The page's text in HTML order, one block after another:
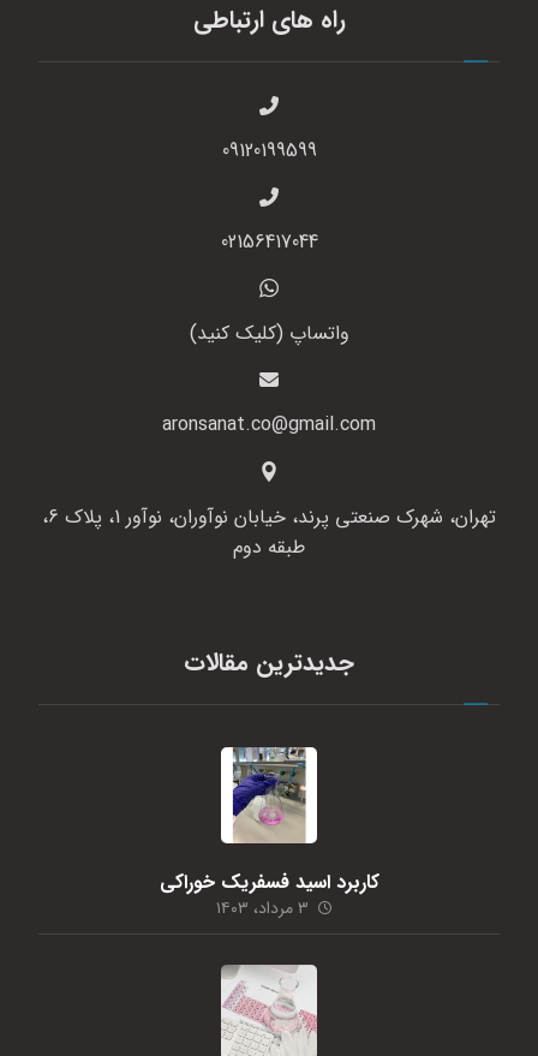
راه های ارتباطی
09120199599
02156417044
واتساپ (کلیک کنید)
aronsanat.co@gmail.com
تهران، شهرک صنعتی پرند، خیابان نوآوران، نوآور 1، پلاک 6،
طبقه دوم
جدیدترین مقالات
کاربرد اسید فسفریک خوراکی
۳ مرداد، ۱۴۰۳